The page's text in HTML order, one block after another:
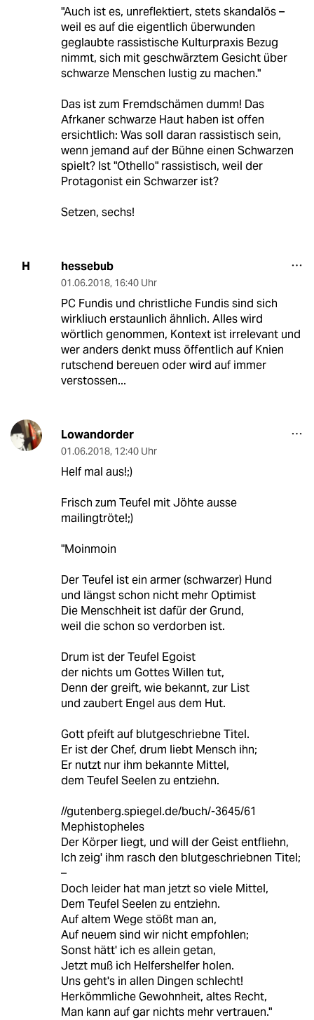
"Auch ist es, unreflektiert, stets skandalös –
weil es auf die eigentlich überwunden
geglaubte rassistische Kulturpraxis Bezug
nimmt, sich mit geschwärztem Gesicht über
schwarze Menschen lustig zu machen."
Das ist zum Fremdschämen dumm! Das
Afrkaner schwarze Haut haben ist offen
ersichtlich: Was soll daran rassistisch sein,
wenn jemand auf der Bühne einen Schwarzen
spielt? Ist "Othello" rassistisch, weil der
Protagonist ein Schwarzer ist?
Setzen, sechs!
H hessebub
01.06.2018, 16:40 Uhr
PC Fundis und christliche Fundis sind sich
wirkliuch erstaunlich ähnlich. Alles wird
wörtlich genommen, Kontext ist irrelevant und
wer anders denkt muss öffentlich auf Knien
rutschend bereuen oder wird auf immer
verstossen...
Lowandorder
01.06.2018, 12:40 Uhr
Helf mal aus!;)
Frisch zum Teufel mit Jöhte ausse
mailingtröte!;)
"Moinmoin
Der Teufel ist ein armer (schwarzer) Hund
und längst schon nicht mehr Optimist
Die Menschheit ist dafür der Grund,
weil die schon so verdorben ist.
Drum ist der Teufel Egoist
der nichts um Gottes Willen tut,
Denn der greift, wie bekannt, zur List
und zaubert Engel aus dem Hut.
Gott pfeift auf blutgeschriebne Titel.
Er ist der Chef, drum liebt Mensch ihn;
Er nutzt nur ihm bekannte Mittel,
dem Teufel Seelen zu entziehn.
//gutenberg.spiegel.de/buch/-3645/61
Mephistopheles
Der Körper liegt, und will der Geist entfliehn,
Ich zeig' ihm rasch den blutgeschriebnen Titel;
–
Doch leider hat man jetzt so viele Mittel,
Dem Teufel Seelen zu entziehn.
Auf altem Wege stößt man an,
Auf neuem sind wir nicht empfohlen;
Sonst hätt' ich es allein getan,
Jetzt muß ich Helfershelfer holen.
Uns geht's in allen Dingen schlecht!
Herkömmliche Gewohnheit, altes Recht,
Man kann auf gar nichts mehr vertrauen."